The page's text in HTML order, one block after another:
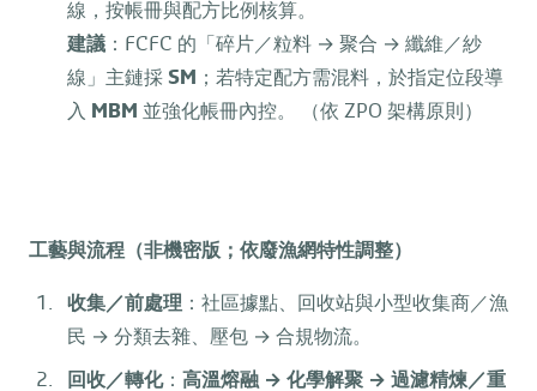
線，按帳冊與配方比例核算。
建議 ：FCFC 的「碎片／粒料 → 聚合 → 纖維／紗
線」主鏈採 SM
；若特定配方需混料，於指定位段導
入
MBM 並強化帳冊內控。 （依 ZPO 架構原則）
工藝與流程（非機密版；依廢漁網特性調整）
收集／前處理 ：社區據點、回收站與小型收集商／漁
民 → 分類去雜、壓包 → 合規物流。
回收／轉化： 高溫熔融 → 化學解聚 → 過濾精煉／重